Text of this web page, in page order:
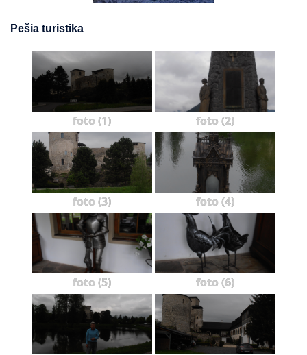
Pešia turistika
foto (1) foto (2)
foto (3) foto (4)
foto (5) foto (6)